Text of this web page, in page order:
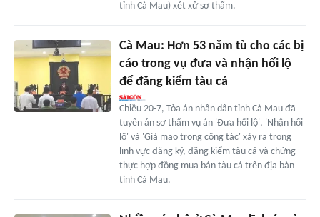
tỉnh Cà Mau) xét xử sơ thẩm.
Cà Mau: Hơn 53 năm tù cho các bị
cáo trong vụ đưa và nhận hối lộ
để đăng kiểm tàu cá
Chiều 20-7, Tòa án nhân dân tỉnh Cà Mau đã
tuyên án sơ thẩm vụ án 'Đưa hối lộ', 'Nhận hối
lộ' và 'Giả mạo trong công tác' xảy ra trong
lĩnh vực đăng ký, đăng kiểm tàu cá và chứng
thực hợp đồng mua bán tàu cá trên địa bàn
tỉnh Cà Mau.